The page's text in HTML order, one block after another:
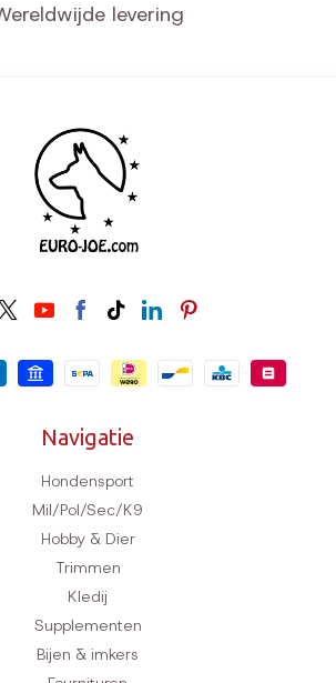
levering
Navigatie
Hondensport
Mil/Pol/Sec/K9
Hobby & Dier
Trimmen
Kledij
Supplementen
Bijen & imkers